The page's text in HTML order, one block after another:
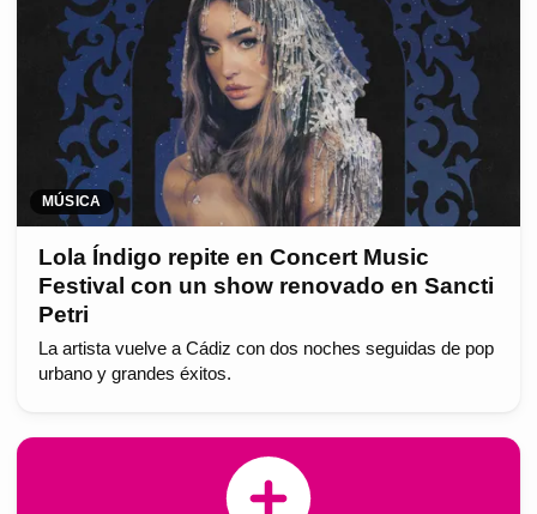
MÚSICA
Lola Índigo repite en Concert Music
Festival con un show renovado en Sancti
Petri
La artista vuelve a Cádiz con dos noches seguidas de pop
urbano y grandes éxitos.